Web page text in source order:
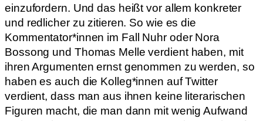
einzufordern. Und das heißt vor allem konkreter
und redlicher zu zitieren. So wie es die
Kommentator*innen im Fall Nuhr oder Nora
Bossong und Thomas Melle verdient haben, mit
ihren Argumenten ernst genommen zu werden, so
haben es auch die Kolleg*innen auf Twitter
verdient, dass man aus ihnen keine literarischen
Figuren macht, die man dann mit wenig Aufwand